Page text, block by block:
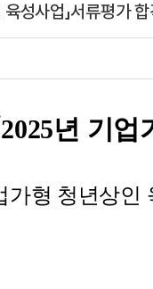
성사업」서류평가
2025년 기
가형 청년상